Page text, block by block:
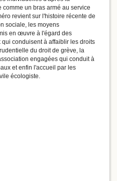
un bras armé au service
revient sur l'histoire récente de
sociale, les moyens
en œuvre à l'égard des
conduisent à affaiblir les droits
du droit de grève, la
engagées qui conduit à
et enfin l'accueil par les
écologiste.